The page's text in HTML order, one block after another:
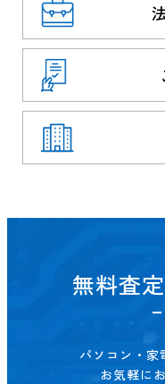
無料査
パソコン・家
お気軽に